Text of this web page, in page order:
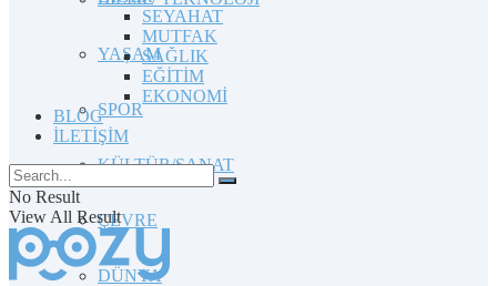
YAŞAM
SPOR
KÜLTÜR/SANAT
ÇEVRE
DÜNYA
SEYAHAT
MUTFAK
SAĞLIK
EĞİTİM
EKONOMİ
BLOG
İLETİŞİM
No Result
View All Result